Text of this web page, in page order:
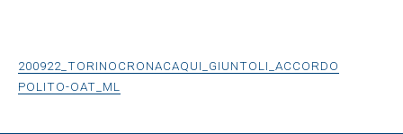
200922_TORINOCRONACAQUI_GIUNTOLI_ACCORDO
POLITO-OAT_ML